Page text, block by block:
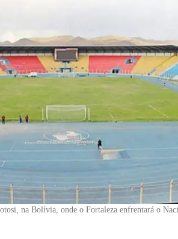
na Bolívia, onde o Fortaleza enfrentará o